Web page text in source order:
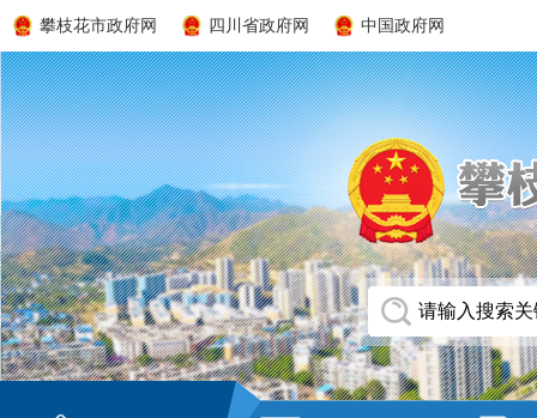
攀枝花市政府网 四川省政府网 中国政府网